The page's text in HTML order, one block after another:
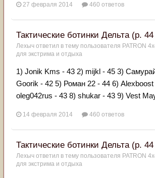
27 февраля 2014 460 ответов
Тактические ботинки Дельта (р.
Лехыч ответил в тему пользователя PATRON
для экстрима и отдыха
1) Jonik Kms - 43 2) mijkl - 45 3)
Goorik - 42 5) Роман 22 - 44 6) Alexboost
oleg042rus - 43 8) shukar - 43 9) Vest
14 февраля 2014 460 ответов
Тактические ботинки Дельта (р.
Лехыч ответил в тему пользователя PATRON
для экстрима и отдыха